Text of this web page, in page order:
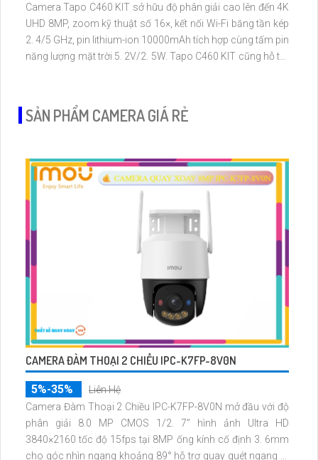
Camera Tapo C460 KIT sở hữu độ phân giải cao lên đến 4K
UHD 8MP, zoom kỹ thuật số 16×, kết nối Wi-Fi băng tần kép
2. 4/5 GHz, pin lithium-ion 10000mAh tích hợp cùng tấm pin
năng lượng mặt trời 5. 2V/2. 5W. Tapo C460 KIT cũng hỗ trợ
SẢN PHẨM CAMERA GIÁ RẺ
CAMERA ĐÀM THOẠI 2 CHIỀU IPC-K7FP-8V0N
5%-35%
Liên Hệ
Camera Đàm Thoại 2 Chiều IPC-K7FP-8V0N mở đầu với độ
phân giải 8.0 MP CMOS 1/2. 7” hình ảnh Ultra HD
3840×2160 tốc độ 15fps tại 8MP ống kính cố định 3. 6mm
cho góc nhìn ngang khoảng 89° hỗ trợ quay quét ngang 0-